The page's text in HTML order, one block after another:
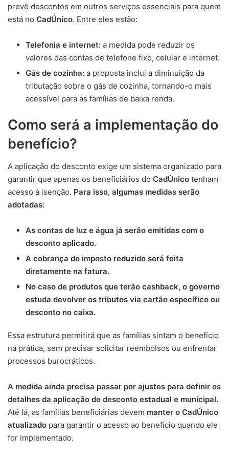
prevê descontos em outros serviços essenciais para quem
está no CadÚnico. Entre eles estão:
Telefonia e internet: a medida pode reduzir os
valores das contas de telefone fixo, celular e internet.
Gás de cozinha: a proposta inclui a diminuição da
tributação sobre o gás de cozinha, tornando-o mais
acessível para as famílias de baixa renda.
Como será a implementação do
benefício?
A aplicação do desconto exige um sistema organizado para
garantir que apenas os beneficiários do CadÚnico tenham
acesso à isenção. Para isso, algumas medidas serão
adotadas:
As contas de luz e água já serão emitidas com o
desconto aplicado.
A cobrança do imposto reduzido será feita
diretamente na fatura.
No caso de produtos que terão cashback, o governo
estuda devolver os tributos via cartão específico ou
desconto no caixa.
Essa estrutura permitirá que as famílias sintam o benefício
na prática, sem precisar solicitar reembolsos ou enfrentar
processos burocráticos.
A medida ainda precisa passar por ajustes para definir os
detalhes da aplicação do desconto estadual e municipal.
Até lá, as famílias beneficiárias devem manter o CadÚnico
atualizado para garantir o acesso ao benefício quando ele
for implementado.